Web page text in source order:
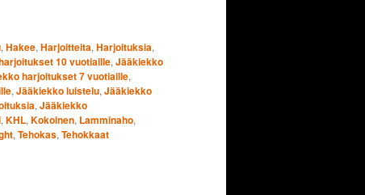
,Hakee,Harjoitteita,Harjoituksia,
10 vuotiaille,Jääkiekko
harjoitukset 7 vuotiaille,
,Jääkiekko luistelu,Jääkiekko
,Jääkiekko
,KHL,Kokoinen, Lamminaho,
,Tehokas,Tehokkaat